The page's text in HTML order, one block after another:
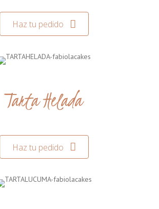
Haz tu pedido
Tarta Helada
Haz tu pedido